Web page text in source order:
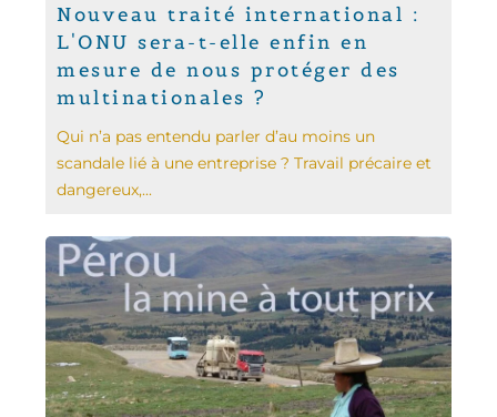
Nouveau traité international :
L'ONU sera-t-elle enfin en
mesure de nous protéger des
multinationales ?
Qui n’a pas entendu parler d’au moins un
scandale lié à une entreprise ? Travail précaire et
dangereux,...